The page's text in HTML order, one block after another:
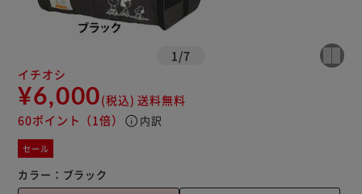
1 /7
イチオシ
¥6,000(税込) 送料無料
60ポイント （1倍） info 内訳
セール
カラー： ブラック